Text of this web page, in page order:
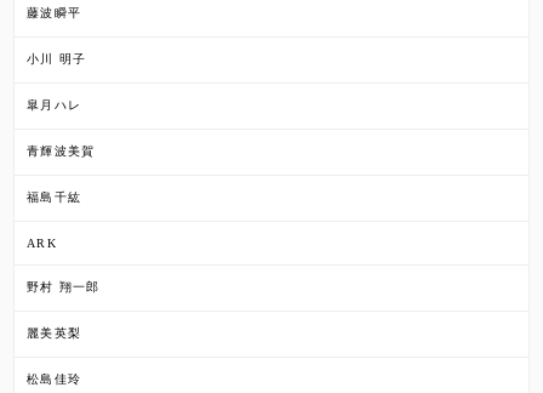
藤波瞬平
小川 明子
皐月ハレ
青輝波美賀
福島千紘
ARK
野村 翔一郎
麗美英梨
松島佳玲